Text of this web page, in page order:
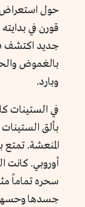
حول
قورن في
جديد اكتشف
بالغموض
وبارد.
في الستينات
بألق
المنعشة. تمتع
أوروبي. كانت
سحره تماماً
جسدها وحسها